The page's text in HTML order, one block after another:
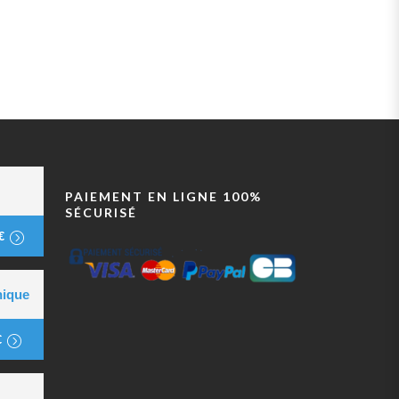
PAIEMENT EN LIGNE 100%
SÉCURISÉ